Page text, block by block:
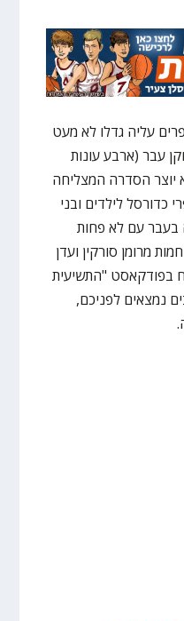
עליה גדלו לא מעט
עבר (ארבע עונות
יוצר הסדרה המצליחה
לילדים ובני
בעבר עם לא פחות
מרומן סורקין ועדן
בפודקאסט "התשיעית
נמצאים לפניכם,